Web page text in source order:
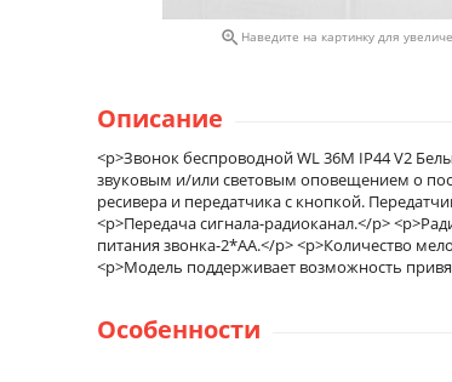
 Наведите на картинку для
Описание
<p>Звонок беспроводной WL 36M IP44 V2
звуковым и/или световым оповещением о
ресивера и передатчика с кнопкой.
<p>Передача сигнала-радиоканал.</p>
питания звонка-2*AA.</p> <p>Количество
<p>Модель поддерживает возможность
Особенности